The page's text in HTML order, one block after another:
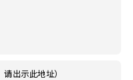
出示此地址）